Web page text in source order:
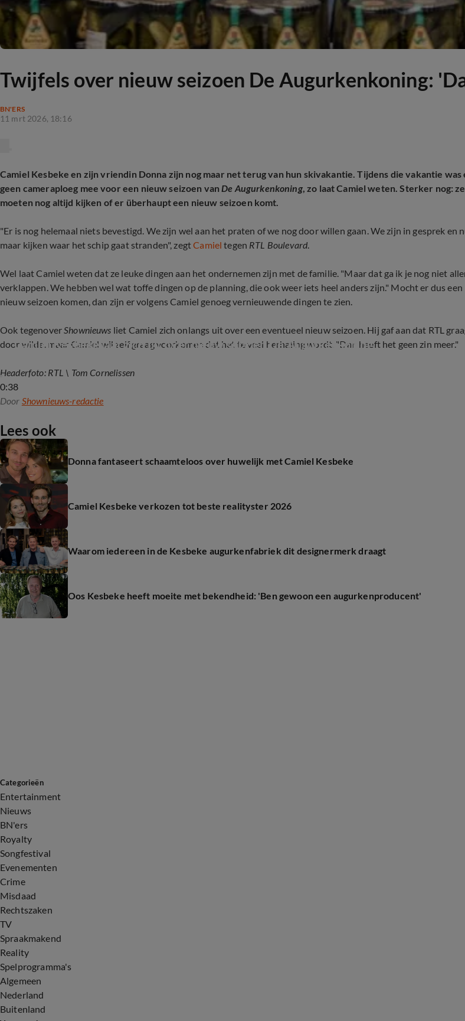
Twijfels over nieuw seizoen De Augurkenkoning:
BN'ERS
11 mrt 2026, 18:16
Camiel Kesbeke en zijn vriendin Donna zijn nog maar net terug van hun skivakantie. Tijdens die vakantie was
geen cameraploeg mee voor een nieuw seizoen vanDe Augurkenkoning, zo laat Camiel weten. Sterker nog: ze
moeten nog altijd kijken of er überhaupt een nieuw seizoen komt.
"Er is nog helemaal niets bevestigd. We zijn wel aan het praten of we nog door willen gaan. We zijn in gesprek en
maar kijken waar het schip gaat stranden", zegtCamiel tegen RTL Boulevard.
Wel laat Camiel weten dat ze leuke dingen aan het ondernemen zijn met de familie. "Maar dat ga ik je nog niet
verklappen. We hebben wel wat toffe dingen op de planning, die ook weer iets heel anders zijn." Mocht er dus een
nieuw seizoen komen, dan zijn er volgens Camiel genoeg vernieuwende dingen te zien.
Ook tegenoverShownieuws liet Camiel zich onlangs uit over een eventueel nieuw seizoen. Hij gaf aan dat RTL
door wilde, maar Camiel wil zelf graag voorkomen dat het te veel herhaling wordt. "Dan heeft het geen zin meer."
0:38
Camiel Kesbeke laat zich uit over nieuw seizoen De Augurkenkoning
Headerfoto: RTL \ Tom Cornelissen
Door Shownieuws-redactie
Lees ook
Donna fantaseert schaamteloos over huwelijk met Camiel Kesbeke
Camiel Kesbeke verkozen tot beste realityster 2026
Waarom iedereen in de Kesbeke augurkenfabriek dit designermerk draagt
Oos Kesbeke heeft moeite met bekendheid: 'Ben gewoon een augurkenproducent'
Categorieën
Entertainment
Nieuws
BN'ers
Royalty
Songfestival
Evenementen
Crime
Misdaad
Rechtszaken
TV
Spraakmakend
Reality
Spelprogramma's
Algemeen
Nederland
Buitenland